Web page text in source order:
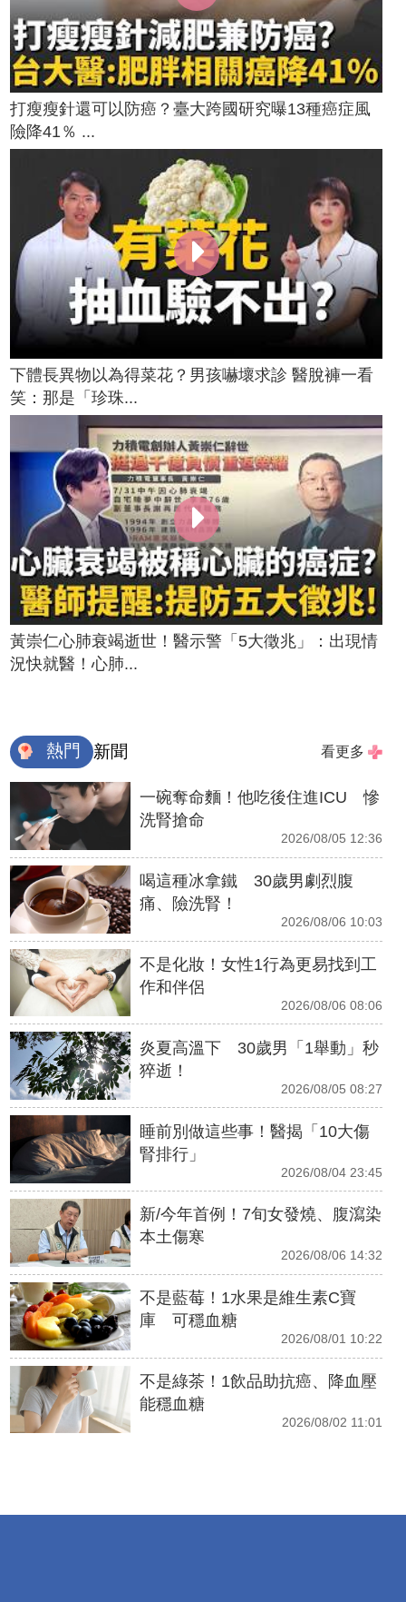
打瘦瘦針還可以防癌？臺大跨國研究曝13種癌症風
險降41％ ...
下體長異物以為得菜花？男孩嚇壞求診 醫脫褲一看
笑：那是「珍珠...
黃崇仁心肺衰竭逝世！醫示警「5大徵兆」：出現情
況快就醫！心肺...
熱門 新聞 看更多
一碗奪命麵！他吃後住進ICU 慘
洗腎搶命
2026/08/05 12:36
喝這種冰拿鐵 30歲男劇烈腹
痛、險洗腎！
2026/08/06 10:03
不是化妝！女性1行為更易找到工
作和伴侶
2026/08/06 08:06
炎夏高溫下 30歲男「1舉動」秒
猝逝！
2026/08/05 08:27
睡前別做這些事！醫揭「10大傷
腎排行」
2026/08/04 23:45
新/今年首例！7旬女發燒、腹瀉染
本土傷寒
2026/08/06 14:32
不是藍莓！1水果是維生素C寶
庫 可穩血糖
2026/08/01 10:22
不是綠茶！1飲品助抗癌、降血壓
能穩血糖
2026/08/02 11:01